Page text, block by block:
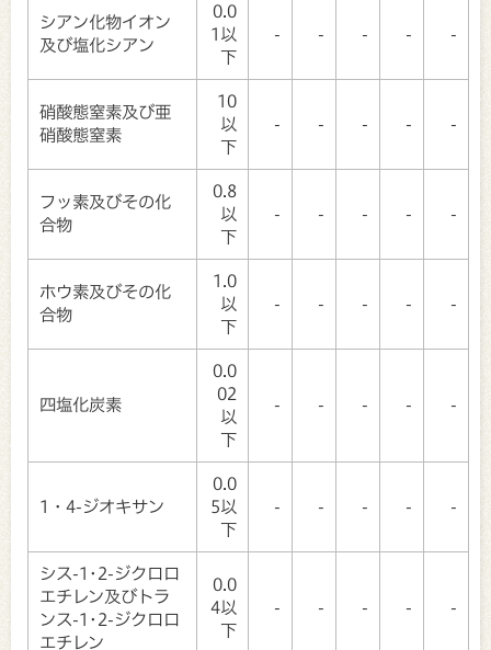
シアン化物イオン
及び塩化シアン
0.0
1以
下
- - - - -
硝酸態窒素及び亜
硝酸態窒素
10
以
下
- - - - -
フッ素及びその化
合物
0.8
以
下
- - - - -
ホウ素及びその化
合物
1.0
以
下
- - - - -
四塩化炭素
0.0
02
以
下
- - - - -
1・4-ジオキサン
0.0
5以
下
- - - - -
シス-1･2-ジクロロ
エチレン及びトラ
ンス-1･2-ジクロロ
エチレン
0.0
4以
下
- - - - -